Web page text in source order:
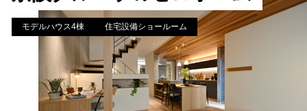
モデルハウス4棟 住宅設備ショールーム